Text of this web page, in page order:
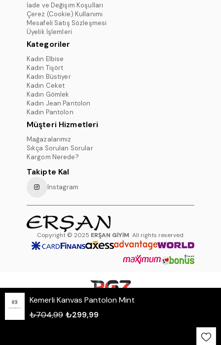
İade ve Değişim Koşulları
Çerez (Cookie) Kullanımı
Mesafeli Satış Sözleşmesi
Üyelik İşlemleri
Kategoriler
Kadın Elbise
Kadın Tişört
Kadın Büstiyer
Kadın Ceket
Kadın Gömlek
Kadın Jean Pantolon
Kadın Pantolon
Müşteri Hizmetleri
Mağazalarımız
Sıkça Sorulan Sorular
Kargom Nerede?
Takipte Kal
Instagram
Copyright © 2025 ERŞAN GİYİM All rights reserved.
WHATSAPP DESTEK HATTI
Kemerli Kanvas Pantolon Mint
₺704,99 ₺299,99